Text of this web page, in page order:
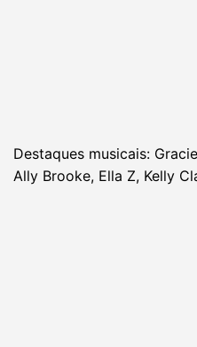
Destaques musicais:
Ally Brooke, Ella Z, Kelly